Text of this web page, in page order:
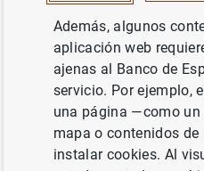
estimado de producción
empleados a su máxima
relación es que, en general,
económica por encima de
generar presiones
continuación.
Además, algunos
aplicación web
ajenas al Banco de
servicio. Por ejemplo,
una página —como un
mapa o contenidos
instalar cookies. Al